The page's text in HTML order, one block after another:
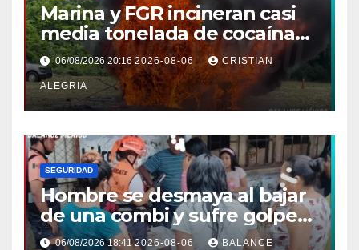
Marina y FGR incineran casi
media tonelada de cocaína
asegurada frente a las costas
de Chiapas
06/08/2026 20:16 2026-08-06 CRISTIAN
ALEGRIA
SEGURIDAD
Hombre se desmaya al bajar
de una combi y sufre golpe
en la cabeza en Tapachula
06/08/2026 18:412026-08-06 BALANCE